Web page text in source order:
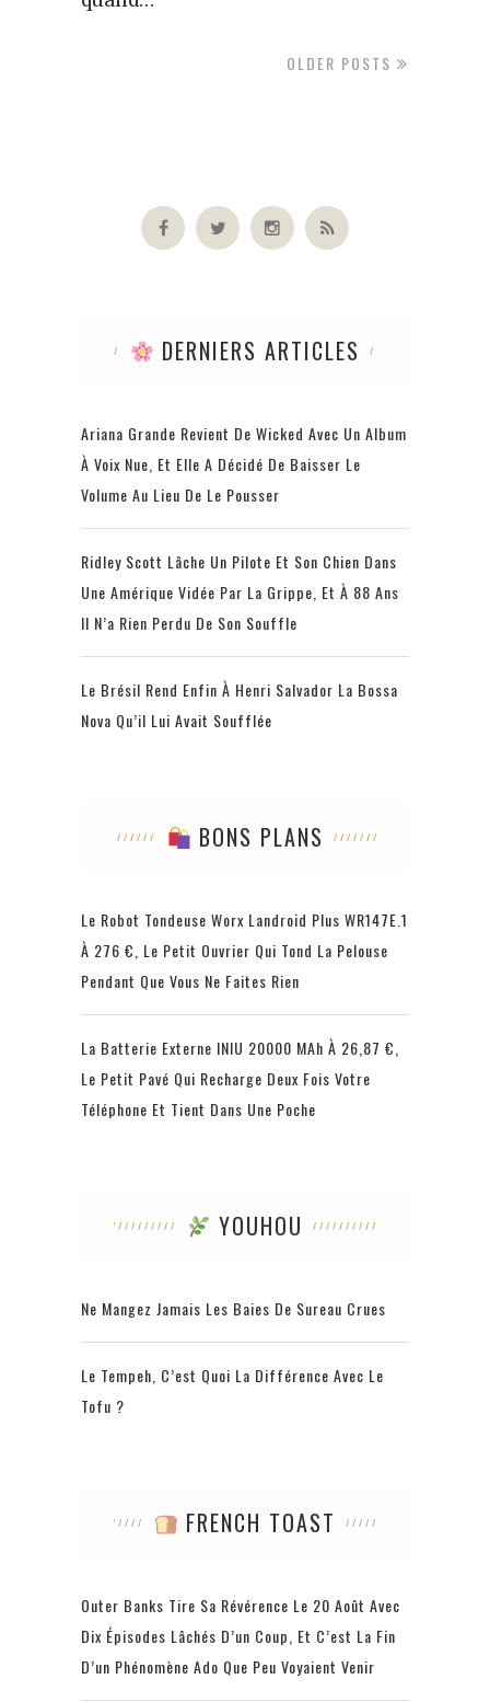
OLDER POSTS
DERNIERS ARTICLES
Ariana Grande Revient De Wicked Avec Un Album
À Voix Nue, Et Elle A Décidé De Baisser Le
Volume Au Lieu De Le Pousser
Ridley Scott Lâche Un Pilote Et Son Chien Dans
Une Amérique Vidée Par La Grippe, Et À 88 Ans
Il N’a Rien Perdu De Son Souffle
Le Brésil Rend Enfin À Henri Salvador La Bossa
Nova Qu’il Lui Avait Soufflée
BONS PLANS
Le Robot Tondeuse Worx Landroid Plus WR147E.1
À 276 €, Le Petit Ouvrier Qui Tond La Pelouse
Pendant Que Vous Ne Faites Rien
La Batterie Externe INIU 20000 MAh À 26,87 €,
Le Petit Pavé Qui Recharge Deux Fois Votre
Téléphone Et Tient Dans Une Poche
YOUHOU
Ne Mangez Jamais Les Baies De Sureau Crues
Le Tempeh, C’est Quoi La Différence Avec Le
Tofu ?
FRENCH TOAST
Outer Banks Tire Sa Révérence Le 20 Août Avec
Dix Épisodes Lâchés D’un Coup, Et C’est La Fin
D’un Phénomène Ado Que Peu Voyaient Venir